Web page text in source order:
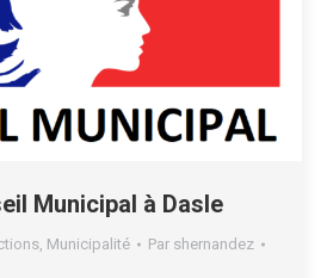
Municipal à Dasle
Municipalité Par shernandez